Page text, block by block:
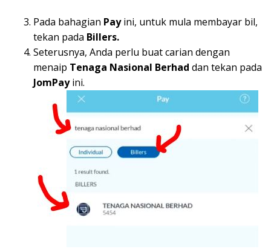
Pada bahagian Payini, untuk mula membayar bil,
tekan pada Billers.
Seterusnya, Anda perlu buat carian dengan
menaip Tenaga Nasional Berhad dan tekan pada
JomPayini.